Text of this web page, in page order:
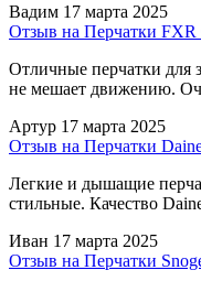
Вадим 17 марта 2025
Отзыв на Перчатки FXR
Отличные перчатки для
не мешает движению.
Артур 17 марта 2025
Отзыв на Перчатки
Легкие и дышащие
стильные. Качество
Иван 17 марта 2025
Отзыв на Перчатки